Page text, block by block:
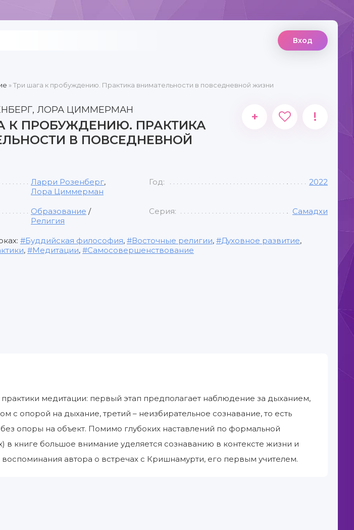
Вход
» Три шага к пробуждению. Практика внимательности в повседневной жизни
ЛОРА ЦИММЕРМАН
К ПРОБУЖДЕНИЮ. ПРАКТИКА
В ПОВСЕДНЕВНОЙ
+ !
Ларри Розенберг,
Лора Циммерман
Год: 2022
Образование /
Религия
Серия: Самадхи
Буддийская философия, Восточные религии, Духовное развитие,
, Медитации, Самосовершенствование
медитации: первый этап предполагает наблюдение за дыханием,
с опорой на дыхание, третий – неизбирательное сознавание, то есть
опоры на объект. Помимо глубоких наставлений по формальной
в книге большое внимание уделяется сознаванию в контексте жизни и
автора о встречах с Кришнамурти, его первым учителем.